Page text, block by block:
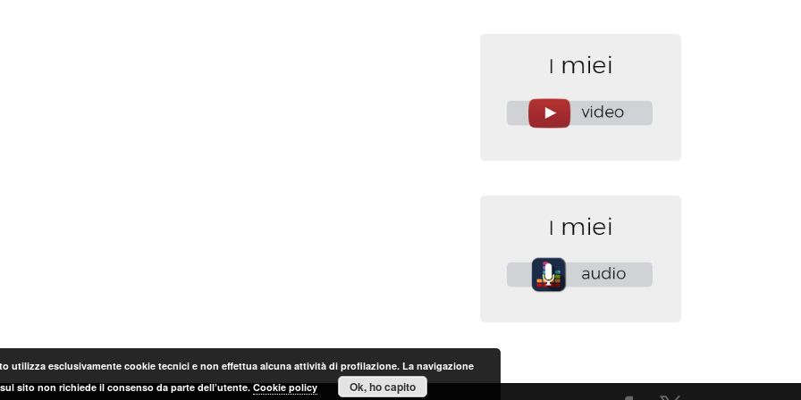
utilizza esclusivamente cookie tecnici e non effettua alcuna attività di profilazione. La navigazione
sul sito non richiede il consenso da parte dell’utente.Cookie policy Ok, ho capito